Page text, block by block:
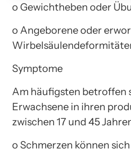
o Gewichtheben oder
o Angeborene oder
Symptome
Am häufigsten betroffen
Erwachsene in ihren
zwischen 17 und 45
o Schmerzen können